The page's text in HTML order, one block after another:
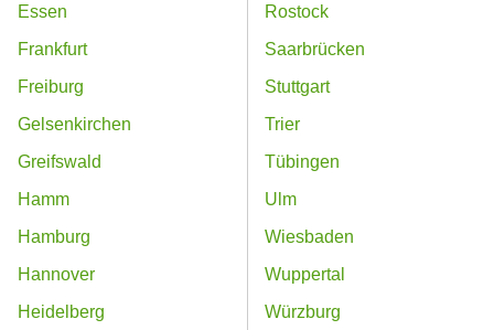
Essen
Frankfurt
Freiburg
Gelsenkirchen
Greifswald
Hamm
Hamburg
Hannover
Heidelberg
Rostock
Saarbrücken
Stuttgart
Trier
Tübingen
Ulm
Wiesbaden
Wuppertal
Würzburg